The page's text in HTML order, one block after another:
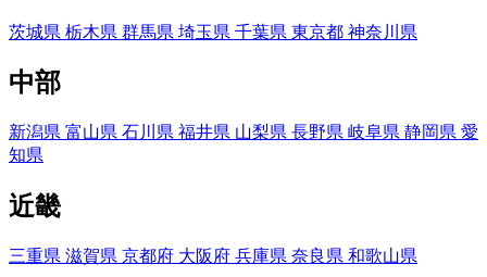
茨城県 栃木県 群馬県 埼玉県 千葉県 東京都 神奈川県
中部
新潟県 富山県 石川県 福井県 山梨県 長野県 岐阜県 静岡県 愛
知県
近畿
三重県 滋賀県 京都府 大阪府 兵庫県 奈良県 和歌山県